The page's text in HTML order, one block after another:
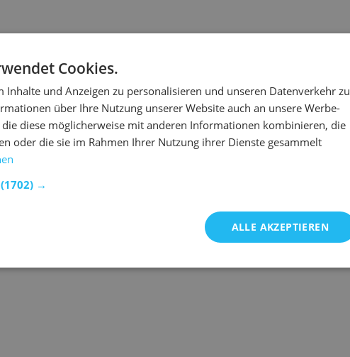
Cookies.
Inhalte und Anzeigen zu personalisieren und unseren Datenverkehr zu
über Ihre Nutzung unserer Website auch an unsere Werbe-
diese möglicherweise mit anderen Informationen kombinieren, die
oder die sie im Rahmen Ihrer Nutzung ihrer Dienste gesammelt
(1702) →
ALLE AKZEPTIEREN